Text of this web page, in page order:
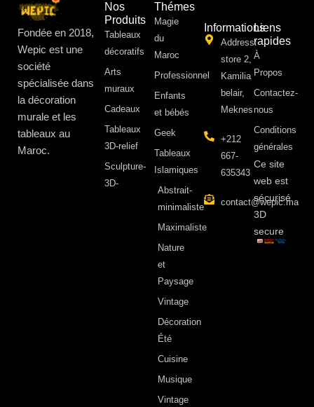
Fondée en 2018,
Wepic est une
société
spécialisée dans
la décoration
murale et les
tableaux au
Maroc.
Nos
Produits
Tableaux
décoratifs
Arts
muraux
Cadeaux
Tableaux
3D-relief
Sculpture-
3D-
Thémes
Magie
du
Maroc
Professionnel
Enfants
et bébés
Geek
Tableaux
Islamiques
Abstrait-
minimaliste
Maximaliste
Nature
et
Paysage
Vintage
Décoration
Été
Cuisine
Musique
Vintage
Informations
Address:
store 2,
Kamilia
belair,
Meknes
+212
667-
635343
contact@wepic.ma
Liens
rapides
À
Propos ​
Contactez-
nous
Conditions
générales
Ce site
web est
sécurisé
3D
secure